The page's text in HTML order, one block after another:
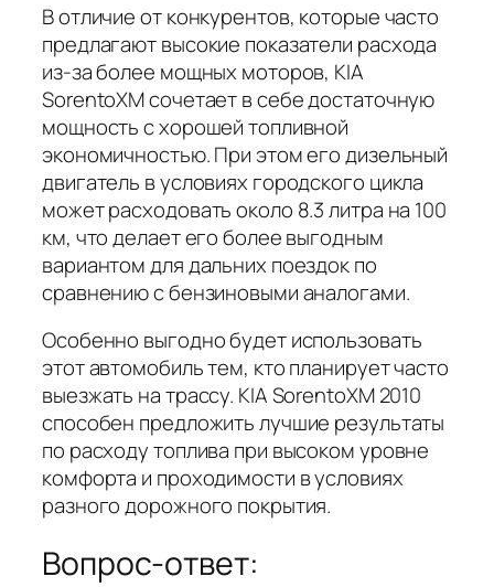
В отличие от конкурентов, которые часто
предлагают высокие показатели расхода
из-за более мощных моторов, KIA
SorentoXM сочетает в себе достаточную
мощность с хорошей топливной
экономичностью. При этом его дизельный
двигатель в условиях городского цикла
может расходовать около 8.3 литра на 100
км, что делает его более выгодным
вариантом для дальних поездок по
сравнению с бензиновыми аналогами.
Особенно выгодно будет использовать
этот автомобиль тем, кто планирует часто
выезжать на трассу. KIA SorentoXM 2010
способен предложить лучшие результаты
по расходу топлива при высоком уровне
комфорта и проходимости в условиях
разного дорожного покрытия.
Вопрос-ответ: